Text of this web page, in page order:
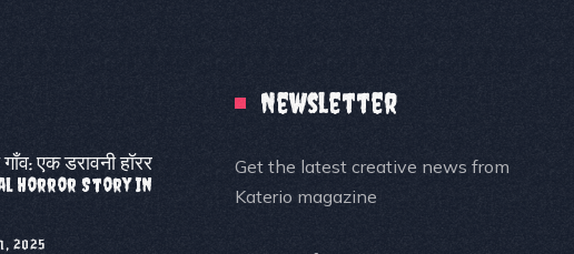
एक डरावनी हॉरर
Horror Story In
2025
Newsletter
Get the latest creative news from
Katerio magazine